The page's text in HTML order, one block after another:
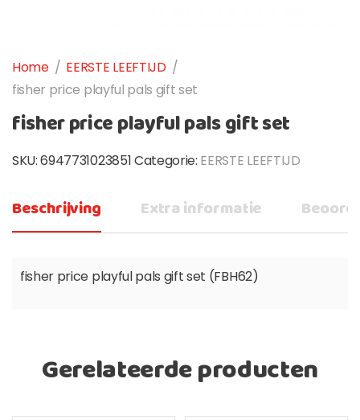
Home / EERSTE LEEFTIJD /
fisher price playful pals gift set
fisher price playful pals gift set
SKU:6947731023851Categorie: EERSTE LEEFTIJD
Beschrijving Extra informatie
fisher price playful pals gift set (FBH62)
Gerelateerde producten